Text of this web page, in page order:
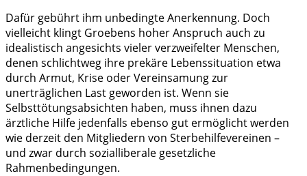
Dafür gebührt ihm unbedingte Anerkennung. Doch
vielleicht klingt Groebens hoher Anspruch auch zu
idealistisch angesichts vieler verzweifelter Menschen,
denen schlichtweg ihre prekäre Lebenssituation etwa
durch Armut, Krise oder Vereinsamung zur
unerträglichen Last geworden ist. Wenn sie
Selbsttötungsabsichten haben, muss ihnen dazu
ärztliche Hilfe jedenfalls ebenso gut ermöglicht werden
wie derzeit den Mitgliedern von Sterbehilfevereinen –
und zwar durch sozialliberale gesetzliche
Rahmenbedingungen.